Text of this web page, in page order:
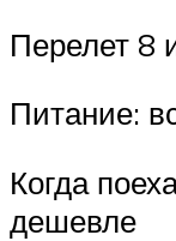
Перелет 8
Питание:
Когда
дешевле